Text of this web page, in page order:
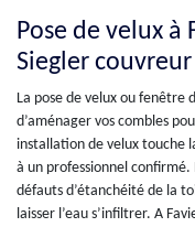
Pose de velux à
Siegler couvreur
La pose de velux ou fenêtre
d’aménager vos combles
installation de velux touche
à un professionnel
défauts d’étanchéité de la
laisser l’eau s’infiltrer. A